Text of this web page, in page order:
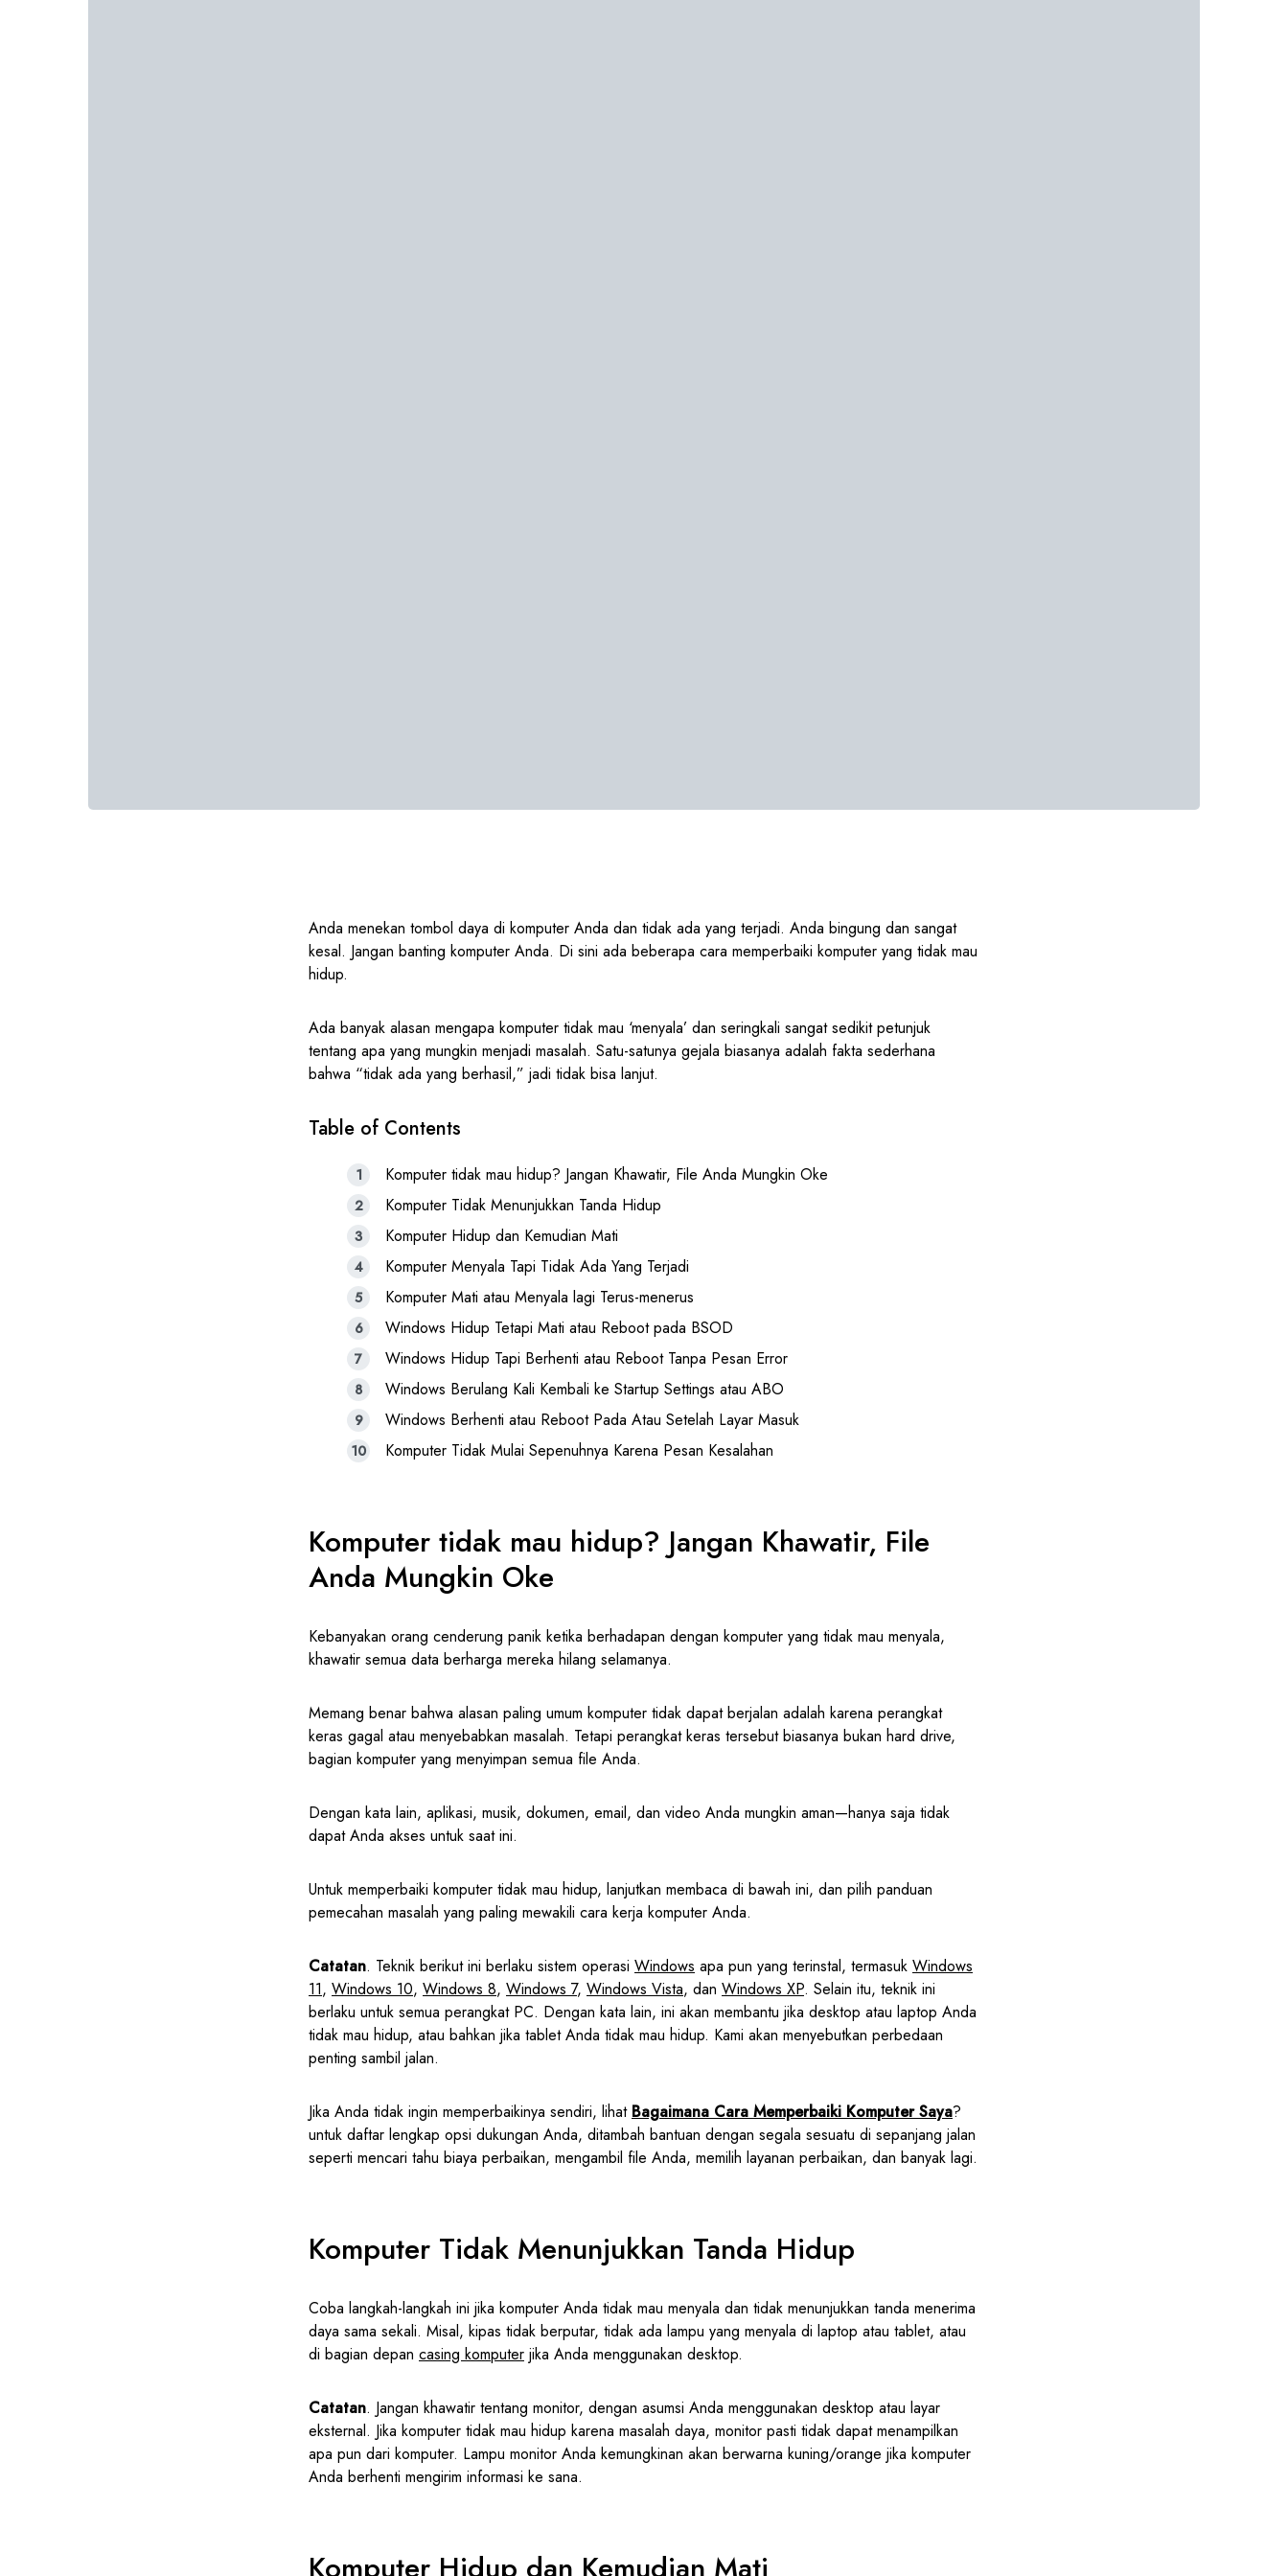
Anda menekan tombol daya di komputer Anda dan tidak ada yang terjadi. Anda bingung dan sangat
kesal. Jangan banting komputer Anda. Di sini ada beberapa cara memperbaiki komputer yang tidak mau
hidup.
Ada banyak alasan mengapa komputer tidak mau ‘menyala’ dan seringkali sangat sedikit petunjuk
tentang apa yang mungkin menjadi masalah. Satu-satunya gejala biasanya adalah fakta sederhana
bahwa “tidak ada yang berhasil,” jadi tidak bisa lanjut.
Table of Contents
Komputer tidak mau hidup? Jangan Khawatir, File Anda Mungkin Oke
Komputer Tidak Menunjukkan Tanda Hidup
Komputer Hidup dan Kemudian Mati
Komputer Menyala Tapi Tidak Ada Yang Terjadi
Komputer Mati atau Menyala lagi Terus-menerus
Windows Hidup Tetapi Mati atau Reboot pada BSOD
Windows Hidup Tapi Berhenti atau Reboot Tanpa Pesan Error
Windows Berulang Kali Kembali ke Startup Settings atau ABO
Windows Berhenti atau Reboot Pada Atau Setelah Layar Masuk
Komputer Tidak Mulai Sepenuhnya Karena Pesan Kesalahan
Komputer tidak mau hidup? Jangan Khawatir, File
Anda Mungkin Oke
Kebanyakan orang cenderung panik ketika berhadapan dengan komputer yang tidak mau menyala,
khawatir semua data berharga mereka hilang selamanya.
Memang benar bahwa alasan paling umum komputer tidak dapat berjalan adalah karena perangkat
keras gagal atau menyebabkan masalah. Tetapi perangkat keras tersebut biasanya bukan hard drive,
bagian komputer yang menyimpan semua file Anda.
Dengan kata lain, aplikasi, musik, dokumen, email, dan video Anda mungkin aman—hanya saja tidak
dapat Anda akses untuk saat ini.
Untuk memperbaiki komputer tidak mau hidup, lanjutkan membaca di bawah ini, dan pilih panduan
pemecahan masalah yang paling mewakili cara kerja komputer Anda.
Catatan. Teknik berikut ini berlaku sistem operasi Windows apa pun yang terinstal, termasuk Windows
11, Windows 10, Windows 8, Windows 7, Windows Vista, dan Windows XP. Selain itu, teknik ini
berlaku untuk semua perangkat PC. Dengan kata lain, ini akan membantu jika desktop atau laptop Anda
tidak mau hidup, atau bahkan jika tablet Anda tidak mau hidup. Kami akan menyebutkan perbedaan
penting sambil jalan.
Jika Anda tidak ingin memperbaikinya sendiri, lihat Bagaimana Cara Memperbaiki Komputer Saya?
untuk daftar lengkap opsi dukungan Anda, ditambah bantuan dengan segala sesuatu di sepanjang jalan
seperti mencari tahu biaya perbaikan, mengambil file Anda, memilih layanan perbaikan, dan banyak lagi.
Komputer Tidak Menunjukkan Tanda Hidup
Coba langkah-langkah ini jika komputer Anda tidak mau menyala dan tidak menunjukkan tanda menerima
daya sama sekali. Misal, kipas tidak berputar, tidak ada lampu yang menyala di laptop atau tablet, atau
di bagian depan casing komputer jika Anda menggunakan desktop.
Catatan. Jangan khawatir tentang monitor, dengan asumsi Anda menggunakan desktop atau layar
eksternal. Jika komputer tidak mau hidup karena masalah daya, monitor pasti tidak dapat menampilkan
apa pun dari komputer. Lampu monitor Anda kemungkinan akan berwarna kuning/orange jika komputer
Anda berhenti mengirim informasi ke sana.